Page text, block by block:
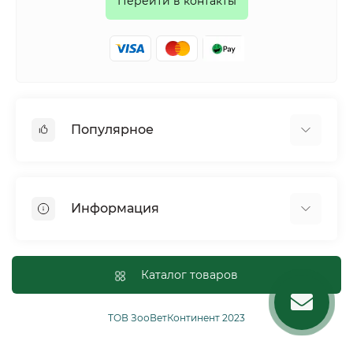
Популярное
Птицы
Рептилии
Сельскохозяйственные животные и птицы
Информация
Оплата и доставка
Политика конфиденциальности
Условия соглашения
Каталог товаров
ТОВ ЗооВетКонтинент 2023